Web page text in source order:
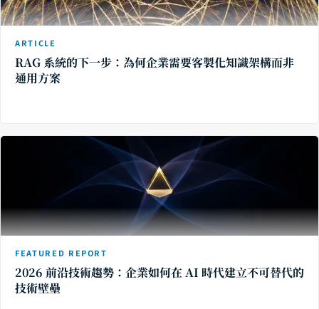
ARTICLE
RAG 系統的下一步：為何企業需要客製化知識架構而非
通用方案
FEATURED REPORT
2026 前沿技術趨勢：企業如何在 AI 時代建立不可替代的
技術壁壘